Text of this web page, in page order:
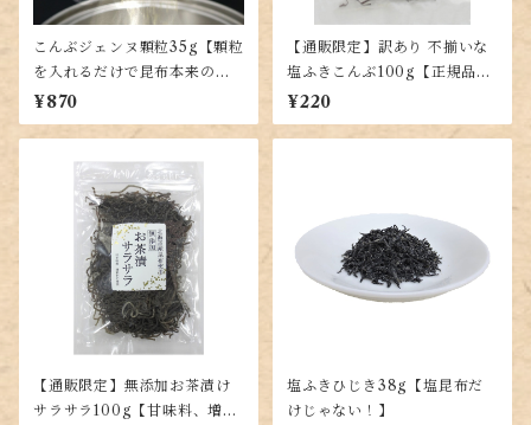
こんぶジェンヌ顆粒35g【顆粒
を入れるだけで昆布本来の味
が楽しめる！出し昆布代わり
に！羅臼・利尻・真昆布を贅
¥870
【通販限定】訳あり 不揃いな
塩ふきこんぶ100g【正規品と
同じ味】
¥220
【通販限定】無添加お茶漬け
サラサラ100g【甘味料、増粘
塩ふきひじき38g【塩昆布だ
けじゃない！】